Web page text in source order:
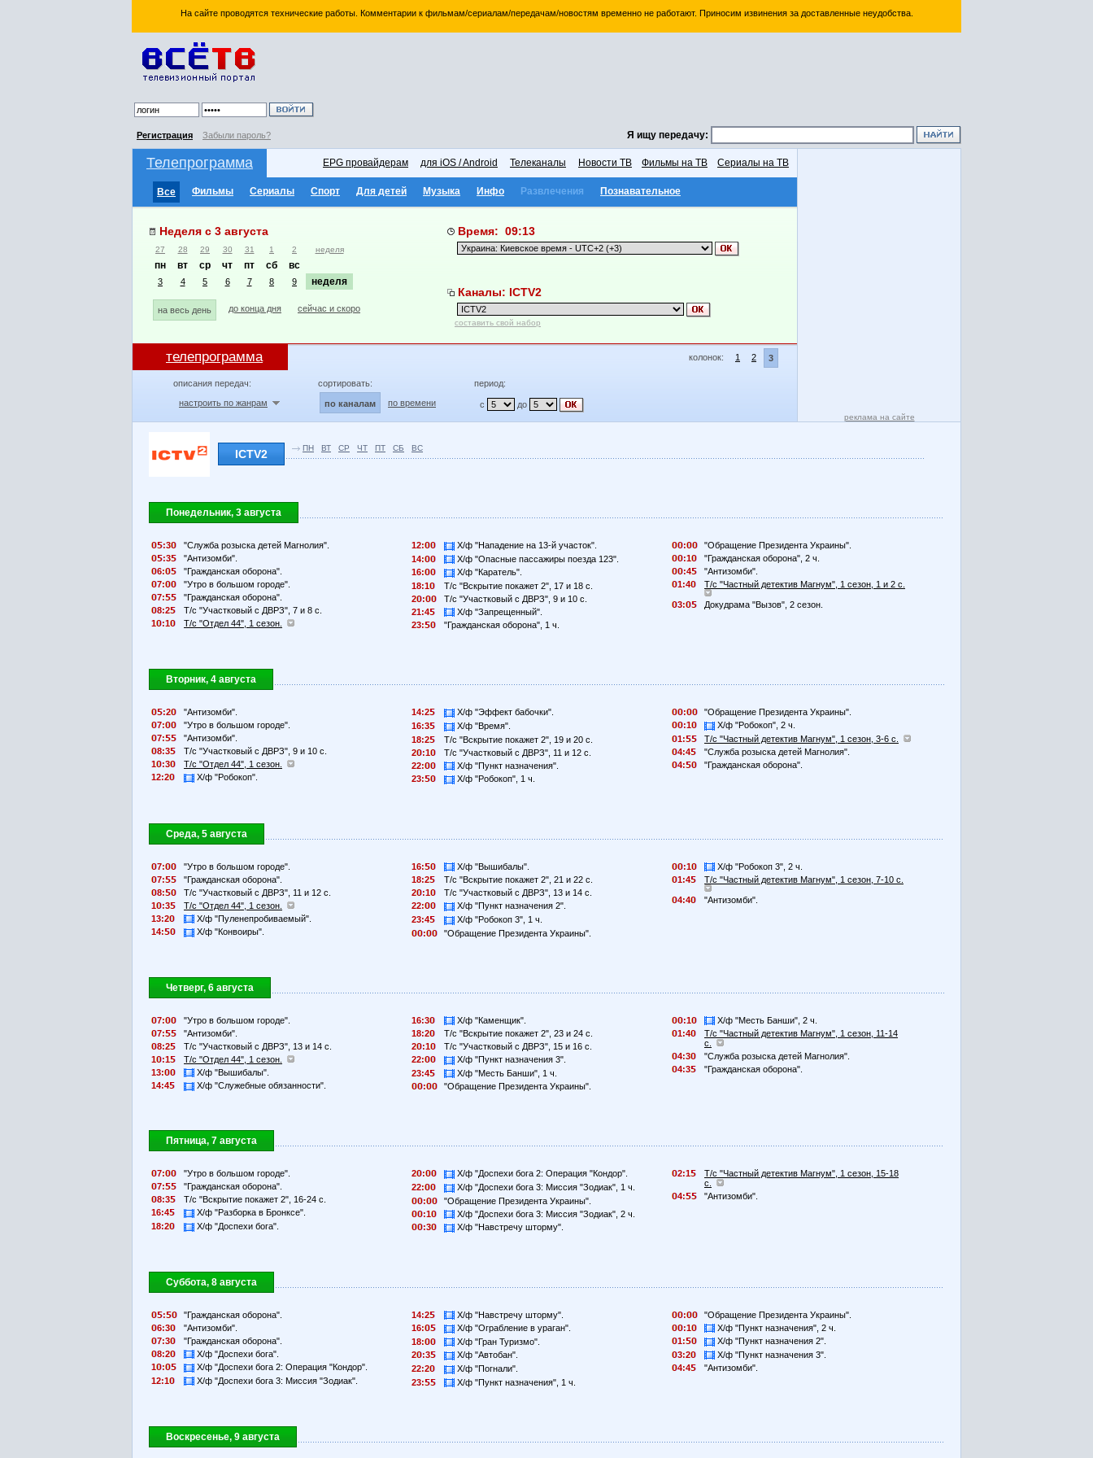
На сайте проводятся технические работы. Комментарии к фильмам/сериалам/передачам/новостям временно не работают. Приносим извинения за доставленные неудобства.
Регистрация Забыли пароль? Я ищу передачу:
Телепрограмма EPG провайдерам для iOS / Android Телеканалы Новости ТВ Фильмы на ТВ Сериалы на ТВ
Все Фильмы Сериалы Спорт Для детей Музыка Инфо Развлечения Познавательное
Неделя с 3 августа
27 28 29 30 31 1 2 неделя
пн вт ср чт пт сб вс
3 4 5 6 7 8 9 неделя
на весь день до конца дня сейчас и скоро
Время: 09:13
Каналы: ICTV2
составить свой набор
телепрограмма колонок: 1 2 3
описания передач:
настроить по жанрам
сортировать:
по каналам по времени
период:
с до
реклама на сайте
ICTV2 ПН ВТ СР ЧТ ПТ СБ ВС
Понедельник, 3 августа
:3
"Служба розыска детей Магнолия".
:3
"Антизомби".
6:
"Гражданская оборона".
7:
"Утро в большом городе".
7:
"Гражданская оборона".
8:2
Т/с "Участковый с ДВРЗ", 7 и 8 с.
1
:1 Т/с "Отдел 44", 1 сезон.
12:
Х/ф "Нападение на 13-й участок".
14:
Х/ф "Опасные пассажиры поезда 123".
16:
Х/ф "Каратель".
18:1
Т/с "Вскрытие покажет 2", 17 и 18 с.
2
:
Т/с "Участковый с ДВРЗ", 9 и 10 с.
21:4
Х/ф "Запрещенный".
23:
"Гражданская оборона", 1 ч.
:
"Обращение Президента Украины".
:1
"Гражданская оборона", 2 ч.
:4
"Антизомби".
1:4
Т/с "Частный детектив Магнум", 1 сезон, 1 и 2 с.
3: Докудрама "Вызов", 2 сезон.
Вторник, 4 августа
:2
"Антизомби".
7:
"Утро в большом городе".
7:
"Антизомби".
8:3
Т/с "Участковый с ДВРЗ", 9 и 10 с.
1
:3
Т/с "Отдел 44", 1 сезон.
12:2
Х/ф "Робокоп".
14:2
Х/ф "Эффект бабочки".
16:3
Х/ф "Время".
18:2
Т/с "Вскрытие покажет 2", 19 и 20 с.
2
:1
Т/с "Участковый с ДВРЗ", 11 и 12 с.
22:
Х/ф "Пункт назначения".
23:
Х/ф "Робокоп", 1 ч.
:
"Обращение Президента Украины".
:1
Х/ф "Робокоп", 2 ч.
1:
Т/с "Частный детектив Магнум", 1 сезон, 3-6 с.
4:4
"Служба розыска детей Магнолия".
4:
"Гражданская оборона".
Среда, 5 августа
7:
"Утро в большом городе".
7:
"Гражданская оборона".
8:
Т/с "Участковый с ДВРЗ", 11 и 12 с.
1
:3
Т/с "Отдел 44", 1 сезон.
13:2
Х/ф "Пуленепробиваемый".
14:
Х/ф "Конвоиры".
16:
Х/ф "Вышибалы".
18:2
Т/с "Вскрытие покажет 2", 21 и 22 с.
2
:1
Т/с "Участковый с ДВРЗ", 13 и 14 с.
22:
Х/ф "Пункт назначения 2".
23:4
Х/ф "Робокоп 3", 1 ч.
:
"Обращение Президента Украины".
:1
Х/ф "Робокоп 3", 2 ч.
1:4
Т/с "Частный детектив Магнум", 1 сезон, 7-10 с.
4:4 "Антизомби".
Четверг, 6 августа
7:
"Утро в большом городе".
7:
"Антизомби".
8:2
Т/с "Участковый с ДВРЗ", 13 и 14 с.
1
:1
Т/с "Отдел 44", 1 сезон.
13:
Х/ф "Вышибалы".
14:4
Х/ф "Служебные обязанности".
16:3
Х/ф "Каменщик".
18:2
Т/с "Вскрытие покажет 2", 23 и 24 с.
2
:1
Т/с "Участковый с ДВРЗ", 15 и 16 с.
22:
Х/ф "Пункт назначения 3".
23:4
Х/ф "Месть Банши", 1 ч.
:
"Обращение Президента Украины".
:1
Х/ф "Месть Банши", 2 ч.
1:4
Т/с "Частный детектив Магнум", 1 сезон, 11-14
с.
4:3
"Служба розыска детей Магнолия".
4:3
"Гражданская оборона".
Пятница, 7 августа
7:
"Утро в большом городе".
7:
"Гражданская оборона".
8:3
Т/с "Вскрытие покажет 2", 16-24 с.
16:4
Х/ф "Разборка в Бронксе".
18:2
Х/ф "Доспехи бога".
2 :
Х/ф "Доспехи бога 2: Операция "Кондор".
22:
Х/ф "Доспехи бога 3: Миссия "Зодиак", 1 ч.
:
"Обращение Президента Украины".
:1
Х/ф "Доспехи бога 3: Миссия "Зодиак", 2 ч.
:3
Х/ф "Навстречу шторму".
2:1
Т/с "Частный детектив Магнум", 1 сезон, 15-18
с.
4:
"Антизомби".
Суббота, 8 августа
:
"Гражданская оборона".
6:3
"Антизомби".
7:3
"Гражданская оборона".
8:2
Х/ф "Доспехи бога".
1
:
Х/ф "Доспехи бога 2: Операция "Кондор".
12:1
Х/ф "Доспехи бога 3: Миссия "Зодиак".
14:2
Х/ф "Навстречу шторму".
16:
Х/ф "Ограбление в ураган".
18:
Х/ф "Гран Туризмо".
2
:3
Х/ф "Автобан".
22:2
Х/ф "Погнали".
23:
Х/ф "Пункт назначения", 1 ч.
:
"Обращение Президента Украины".
:1
Х/ф "Пункт назначения", 2 ч.
1:
Х/ф "Пункт назначения 2".
3:2
Х/ф "Пункт назначения 3".
4:4
"Антизомби".
Воскресенье, 9 августа